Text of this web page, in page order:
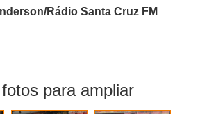
Rádio Santa Cruz FM
para ampliar